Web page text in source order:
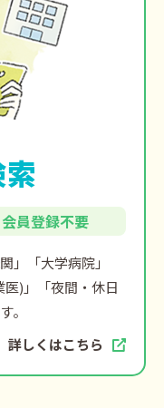
会員登録不要
」「大学病院」
医)」「夜間・休日
。
詳しくはこちら